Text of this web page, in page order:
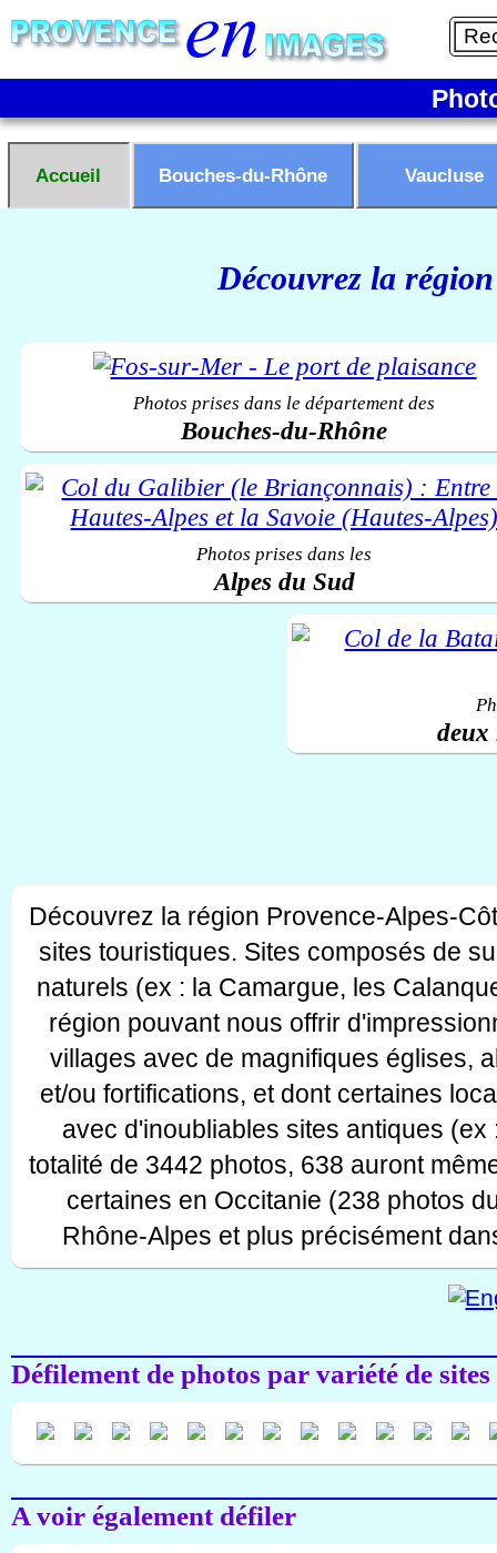
Accueil Bouches-du-Rhône Vaucluse
Découvrez la
Photos prises dans le département des
Bouches-du-Rhône
Photos prises dans les
Alpes du Sud
deux
Découvrez la région Provence-Alpes-
sites touristiques. Sites composés de
naturels (ex : la Camargue, les
région pouvant nous offrir
villages avec de magnifiques églises,
et/ou fortifications, et dont certaines
avec d'inoubliables sites antiques
totalité de 3442 photos, 638 auront
certaines en Occitanie (238 photos
Rhône-Alpes et plus précisément
Défilement de photos par variété de
A voir également défiler